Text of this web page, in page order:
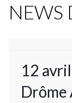
NEWS
12
Drôme